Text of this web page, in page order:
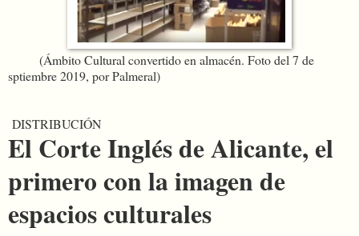
(Ámbito Cultural convertido en almacén. Foto del 7 de
sptiembre 2019, por Palmeral)
DISTRIBUCIÓN
El Corte Inglés de Alicante, el
primero con la imagen de
espacios culturales